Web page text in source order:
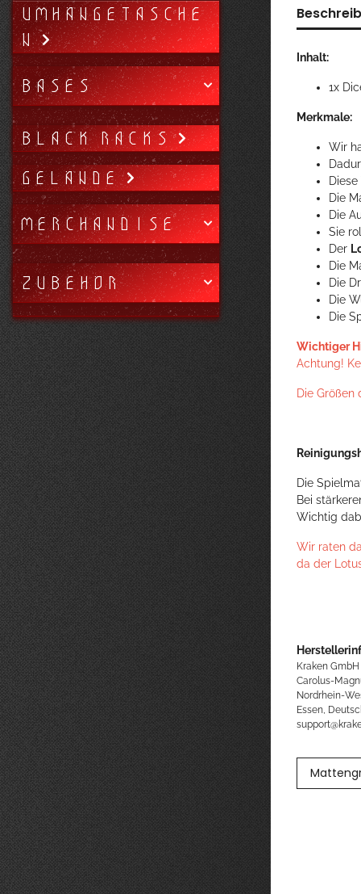
Inhalt:
1x
Merkmale:
Wir
Die
Die
Sie
Der
Die
Die
Die
Die
Wichtiger
Achtung!
Die Größen
Die
Bei
Wichtig
Wir raten
da der
Kraken GmbH
Carolus-
Nordrhein-
Essen,
UMHÄNGETASCHE
N
BASES
BLACK RACKS
GELÄNDE
MERCHANDISE
ZUBEHÖR